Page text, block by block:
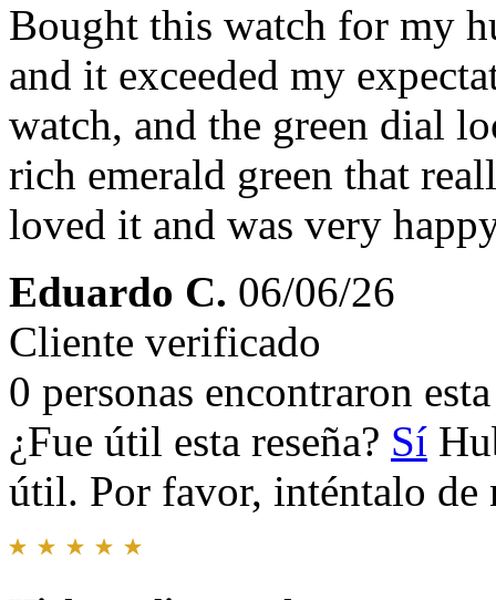
Bought this watch for my
and it exceeded my
watch, and the green dial
rich emerald green that
loved it and was very
Eduardo C. 06/06/26
Cliente verificado
0 personas encontraron
¿Fue útil esta reseña? Sí
útil. Por favor, inténtalo de